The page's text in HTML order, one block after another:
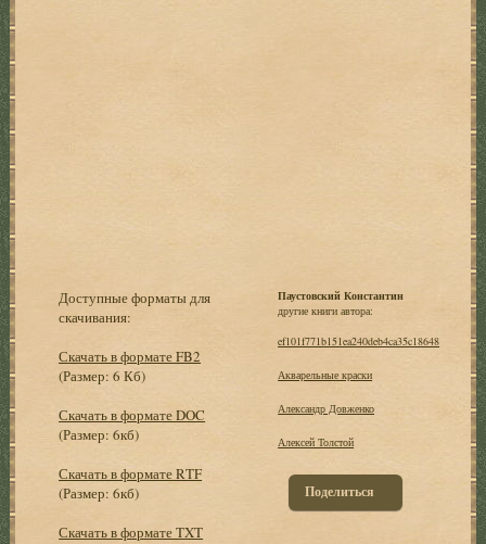
Доступные форматы для
скачивания:
Скачать в формате FB2
(Размер: 6 Кб)
Скачать в формате DOC
(Размер: 6кб)
Скачать в формате RTF
(Размер: 6кб)
Скачать в формате TXT
Паустовский Константин
другие книги автора:
ef101f771b151ea240deb4ca35c18648
Акварельные краски
Александр Довженко
Алексей Толстой
Поделиться